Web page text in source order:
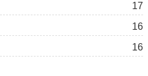
17
16
16